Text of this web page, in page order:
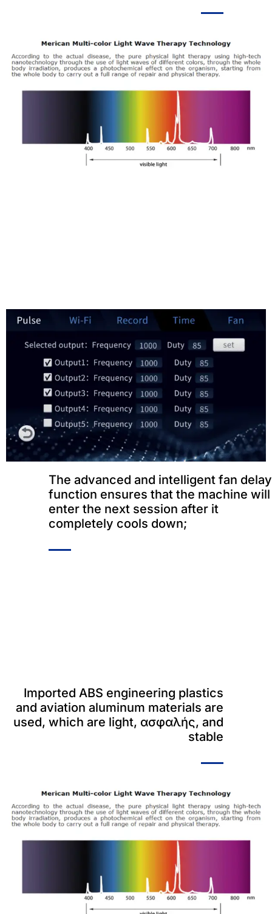
The advanced and intelligent fan delay
function ensures that the machine will
enter the next session after it
completely cools down;
Imported ABS engineering plastics
and aviation aluminum materials are
used, which are light, ασφαλής, and
stable